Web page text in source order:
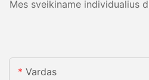
Mes sveikiname individualius
Vardas